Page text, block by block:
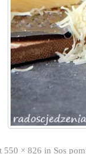
550 × 826 in Sos